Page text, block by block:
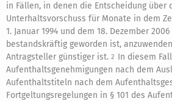
in Fällen, in denen die Entscheidung über
Unterhaltsvorschuss für Monate in dem
1. Januar 1994 und dem 18. Dezember
bestandskräftig geworden ist,
Antragsteller günstiger ist. 2 In diesem
Aufenthaltsgenehmigungen nach dem
Aufenthaltstiteln nach dem
Fortgeltungsregelungen in § 101 des